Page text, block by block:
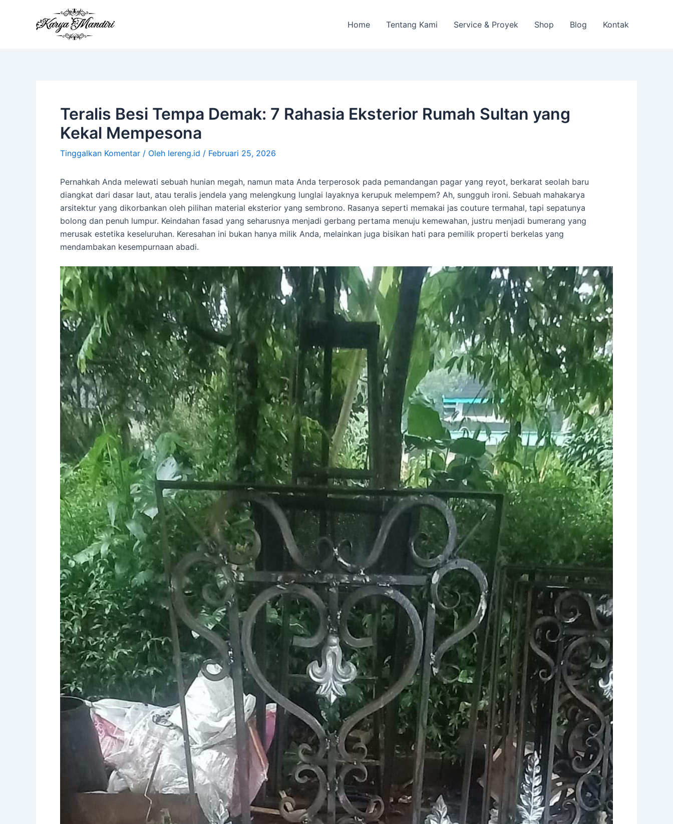
Home Tentang Kami Service & Proyek Shop Blog Kontak
Teralis Besi Tempa Demak: 7 Rahasia Eksterior Rumah Sultan yang
Kekal Mempesona
Tinggalkan Komentar / Oleh lereng.id / Februari 25, 2026
Pernahkah Anda melewati sebuah hunian megah, namun mata Anda terperosok pada pemandangan pagar yang reyot, berkarat seolah baru
diangkat dari dasar laut, atau teralis jendela yang melengkung lunglai layaknya kerupuk melempem? Ah, sungguh ironi. Sebuah mahakarya
arsitektur yang dikorbankan oleh pilihan material eksterior yang sembrono. Rasanya seperti memakai jas couture termahal, tapi sepatunya
bolong dan penuh lumpur. Keindahan fasad yang seharusnya menjadi gerbang pertama menuju kemewahan, justru menjadi bumerang yang
merusak estetika keseluruhan. Keresahan ini bukan hanya milik Anda, melainkan juga bisikan hati para pemilik properti berkelas yang
mendambakan kesempurnaan abadi.